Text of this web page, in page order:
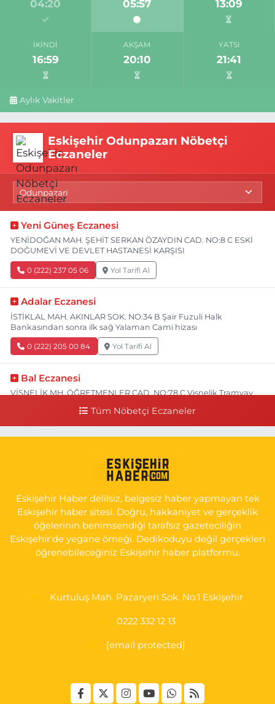
04:20 05:57 13:09
İKINDI
16:59
AKŞAM
20:10
YATSI
21:41
Aylık Vakitler
Eskişehir Odunpazarı Nöbetçi
Eczaneler
Yeni Güneş Eczanesi
YENİDOĞAN MAH. ŞEHİT SERKAN ÖZAYDIN CAD. NO:8 C ESKİ
DOĞUMEVİ VE DEVLET HASTANESİ KARŞISI
0 (222) 237 05 06 Yol Tarifi Al
Adalar Eczanesi
İSTİKLAL MAH. AKINLAR SOK. NO:34 B Şair Fuzuli Halk
Bankasından sonra ilk sağ Yalaman Cami hizası
0 (222) 205 00 84 Yol Tarifi Al
Bal Eczanesi
VİŞNELİK MH. ÖĞRETMENLER CAD. NO:78 C Vişnelik Tramvay
NUH'UN GEMİSİ Veteriner Kliniğinin yanı,ı
GÜLTEPE MAH. HALK CAD. NO:107 C
0 (222) 250 40 50 Yol Tarifi Al
Bizim Eczanesi
EMEK MAH. ERTAŞ CAD.NO:12 A Küçük Sanayi girişi Tarım Kredi
Koop. Market yanı
Tüm Nöbetçi Eczaneler
Eskişehir Haber delilsiz, belgesiz haber yapmayan tek
Eskişehir haber sitesi. Doğru, hakkaniyet ve gerçeklik
öğelerinin benimsendiği tarafsız gazeteciliğin
Eskişehir'de yegane örneği. Dedikoduyu değil gerçekleri
öğrenebileceğiniz Eskişehir haber platformu.
Kurtuluş Mah. Pazaryeri Sok. No:1 Eskişehir
0222 332 12 13
[email protected]